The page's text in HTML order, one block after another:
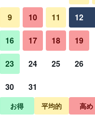
1泊あたり合計
¥15,797
¥16,538
9 10 11 12
16 17 18 19
23 24 25 26
30 31
お得 平均的 高め